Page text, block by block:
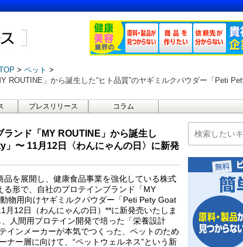
ペット
ROUTINE」から誕生した“ヒト品質”のヤギミルクパウダー「Peti
プレスリリース コラム
ンド「MY ROUTINE」から誕生し
」〜 11月12日〈わんにゃんの日〉に新発
を展開し、健康食品事業を強化している株式
形で、自社のプロテインブランド「MY
物用向けヤギミルクパウダー「Peti Pety Goat
12日（わんにゃんの日）**に新発売いたしま
人間用プロテイン開発で培った「栄養設計
インメーカーが本気でつくった、ペットのため
ナー層に向けて、“ペットウェルネス”という新